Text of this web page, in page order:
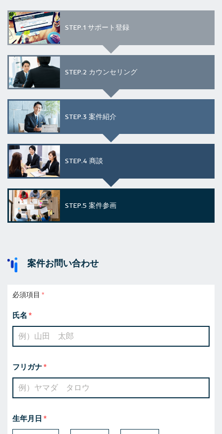
STEP.1 サポート登録
STEP.2 カウンセリング
STEP.3 案件紹介
STEP.4 商談
STEP.5 案件参画
案件お問い合わせ
必須項目
氏名
フリガナ
生年月日